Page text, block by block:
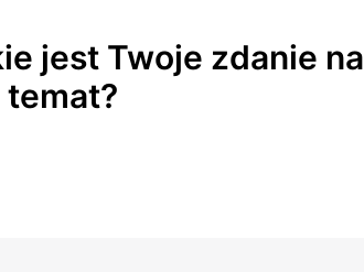
jest Twoje zdanie na